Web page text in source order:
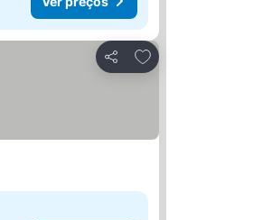
Partilhar
Adicionar aos